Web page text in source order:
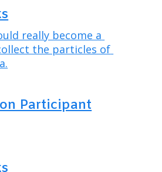
really become a
the particles of
Participant